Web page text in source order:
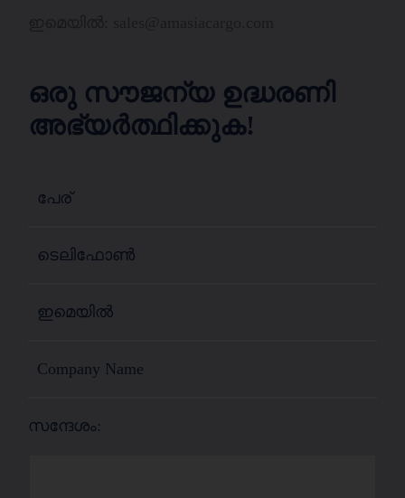
ഒരു സൗജന്യ ഉദ്ധരണി
അഭ്യർത്ഥിക്കുക!
സന്ദേശം: